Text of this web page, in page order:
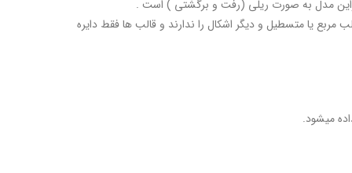
مدل به صورت ریلی (رفت و برگشتی ) است .
یا متسطیل و دیگر اشکال را ندارند و قالب ها فقط دایره